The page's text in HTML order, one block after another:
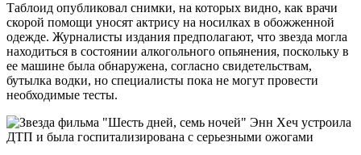
Таблоид опубликовал снимки, на которых видно, как врачи
скорой помощи уносят актрису на носилках в обожженной
одежде. Журналисты издания предполагают, что звезда могла
находиться в состоянии алкогольного опьянения, поскольку в
ее машине была обнаружена, согласно свидетельствам,
бутылка водки, но специалисты пока не могут провести
необходимые тесты.